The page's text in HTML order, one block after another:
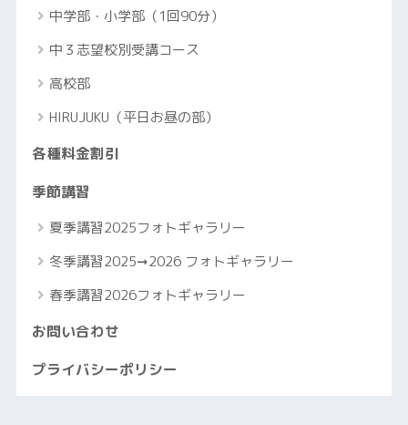
中学部・小学部（1回90分）
中３志望校別受講コース
高校部
HIRUJUKU（平日お昼の部）
各種料金割引
季節講習
夏季講習2025フォトギャラリー
冬季講習2025➞2026 フォトギャラリー
春季講習2026フォトギャラリー
お問い合わせ
プライバシーポリシー